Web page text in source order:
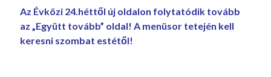
Az Évközi 24.héttől új oldalon folytatódik tovább
az „Együtt tovább” oldal! A menüsor tetején kell
keresni szombat estétől!